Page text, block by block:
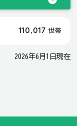
110,017 世帯
2026年6月1日現在